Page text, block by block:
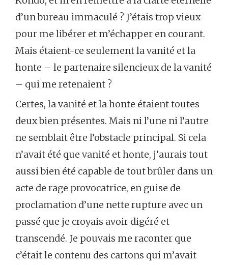
d’un bureau immaculé ? J’étais trop vieux
pour me libérer et m’échapper en courant.
Mais étaient-ce seulement la vanité et la
honte – le partenaire silencieux de la vanité
– qui me retenaient ?
Certes, la vanité et la honte étaient toutes
deux bien présentes. Mais ni l’une ni l’autre
ne semblait être l’obstacle principal. Si cela
n’avait été que vanité et honte, j’aurais tout
aussi bien été capable de tout brûler dans un
acte de rage provocatrice, en guise de
proclamation d’une nette rupture avec un
passé que je croyais avoir digéré et
transcendé. Je pouvais me raconter que
c’était le contenu des cartons qui m’avait